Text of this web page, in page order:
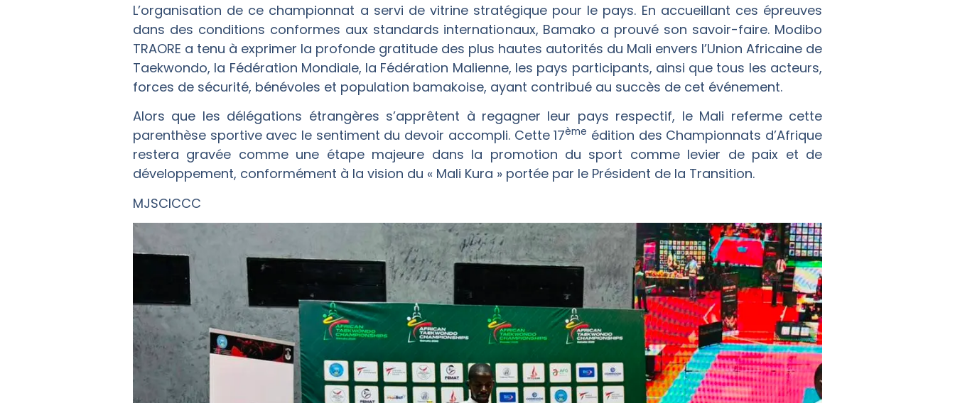
L’organisation de ce championnat a servi de vitrine stratégique pour le pays. En accueillant ces épreuves
dans des conditions conformes aux standards internationaux, Bamako a prouvé son savoir-faire. Modibo
TRAORE a tenu à exprimer la profonde gratitude des plus hautes autorités du Mali envers l’Union Africaine de
Taekwondo, la Fédération Mondiale, la Fédération Malienne, les pays participants, ainsi que tous les acteurs,
forces de sécurité, bénévoles et population bamakoise, ayant contribué au succès de cet événement.
Alors que les délégations étrangères s’apprêtent à regagner leur pays respectif, le Mali referme cette
parenthèse sportive avec le sentiment du devoir accompli. Cette 17ème édition des Championnats d’Afrique
restera gravée comme une étape majeure dans la promotion du sport comme levier de paix et de
développement, conformément à la vision du « Mali Kura » portée par le Président de la Transition.
MJSCICCC